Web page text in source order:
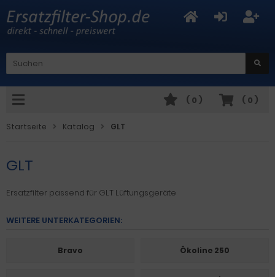
( 0 )
( 0 )
Startseite Katalog GLT
GLT
Ersatzfilter passend für GLT Lüftungsgeräte
WEITERE UNTERKATEGORIEN:
Bravo Ökoline 250